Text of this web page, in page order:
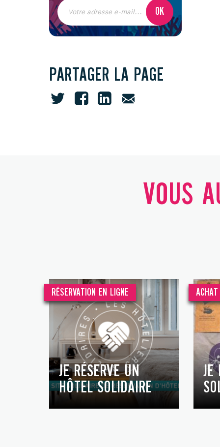
PARTAGER LA PAGE
VOUS
RÉSERVATION EN LIGNE
JE RÉSERVE UN
HÔTEL SOLIDAIRE
JE